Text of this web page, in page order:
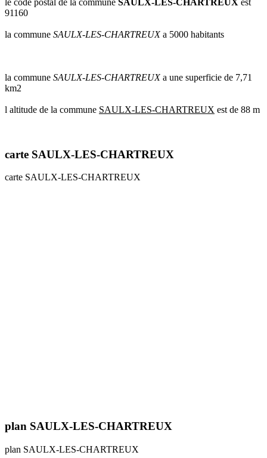
oise
communes
de
yvelines
radar
91160
la commune SAULX-LES-CHARTREUXa 5000 habitants
la commune SAULX-LES-CHARTREUXa une superficie de 7,71
km2
l altitude de la commune SAULX-LES-CHARTREUX est de 88 m
carte SAULX-LES-CHARTREUX
carte SAULX-LES-CHARTREUX
plan SAULX-LES-CHARTREUX
plan SAULX-LES-CHARTREUX